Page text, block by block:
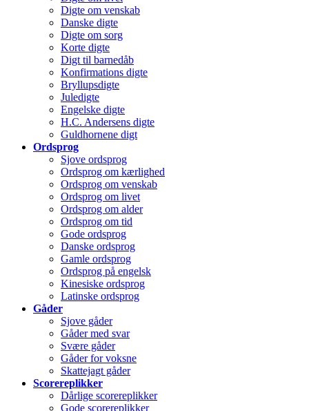
Digte om venskab
Danske digte
Digte om sorg
Korte digte
Digt til barnedåb
Konfirmations digte
Bryllupsdigte
Juledigte
Engelske digte
H.C. Andersens digte
Guldhornene digt
Ordsprog
Sjove ordsprog
Ordsprog om kærlighed
Ordsprog om venskab
Ordsprog om livet
Ordsprog om alder
Ordsprog om tid
Gode ordsprog
Danske ordsprog
Gamle ordsprog
Ordsprog på engelsk
Kinesiske ordsprog
Latinske ordsprog
Gåder
Sjove gåder
Gåder med svar
Svære gåder
Gåder for voksne
Skattejagt gåder
Scorereplikker
Dårlige scorereplikker
Gode scorereplikker